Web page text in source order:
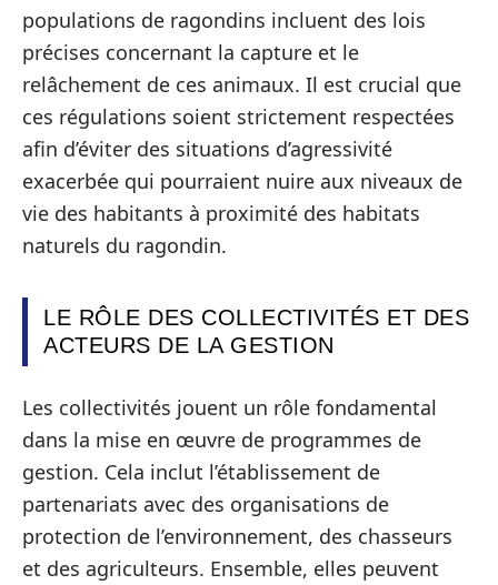
populations de ragondins incluent des lois
précises concernant la capture et le
relâchement de ces animaux. Il est crucial que
ces régulations soient strictement respectées
afin d’éviter des situations d’agressivité
exacerbée qui pourraient nuire aux niveaux de
vie des habitants à proximité des habitats
naturels du ragondin.
LE RÔLE DES COLLECTIVITÉS ET DES
ACTEURS DE LA GESTION
Les collectivités jouent un rôle fondamental
dans la mise en œuvre de programmes de
gestion. Cela inclut l’établissement de
partenariats avec des organisations de
protection de l’environnement, des chasseurs
et des agriculteurs. Ensemble, elles peuvent